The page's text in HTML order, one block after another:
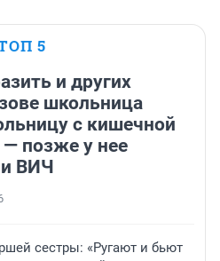
5
и других
школьница
с кишечной
позже у нее
ВИЧ
сестры: «Ругают и бьют